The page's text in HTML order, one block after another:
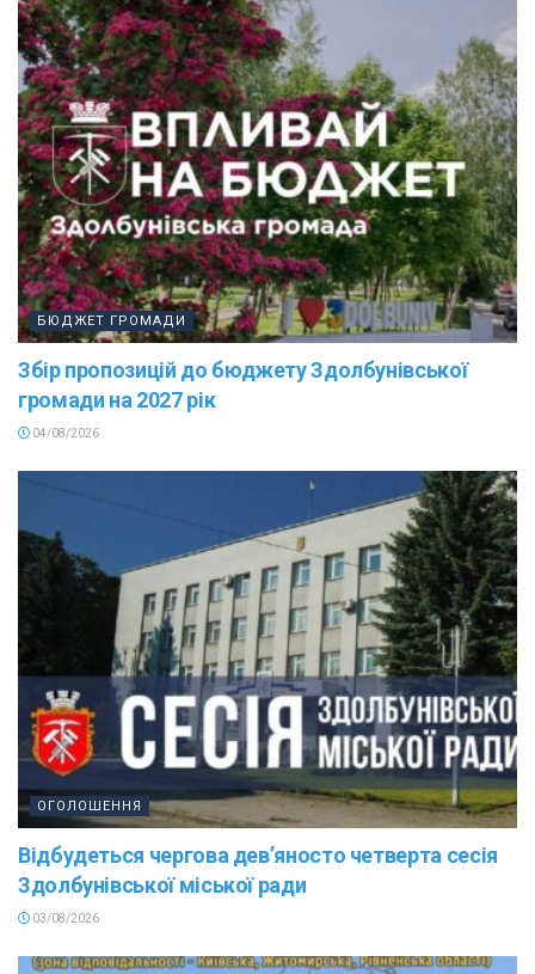
БЮДЖЕТ ГРОМАДИ
Збір пропозицій до бюджету Здолбунівської
громади на 2027 рік
04/08/2026
ОГОЛОШЕННЯ
Відбудеться чергова дев’яносто четверта сесія
Здолбунівської міської ради
03/08/2026